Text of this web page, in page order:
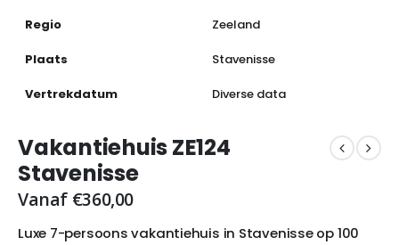
Regio Zeeland
Plaats Stavenisse
Vertrekdatum Diverse data
Vakantiehuis ZE124
Stavenisse
Vanaf €360,00
Luxe 7-persoons vakantiehuis in Stavenisse op 100